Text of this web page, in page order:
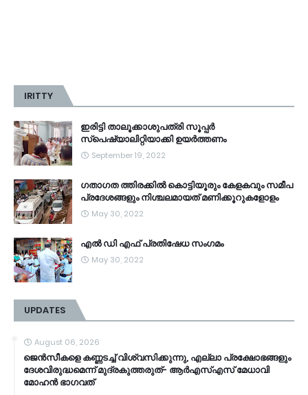
IRITTY
ഇരിട്ടി താലൂക്കാശുപത്രി സൂപ്പർ
സ്‌പെഷ്യാലിറ്റിയാക്കി ഉയർത്തണം
September 19, 2022
ഗതാഗത ത്തിരക്കിൽ കൊട്ടിയൂരും കേളകവും സമീപ
പ്രദേശങ്ങളും നിശ്ചലമായത് മണിക്കൂറുകളോളം
May 30, 2022
എൽ ഡി എഫ് പ്രതിഷേധ സംഗമം
May 30, 2022
UPDATES
August 06, 2026
ജെൻസീകളെ കണ്ണടച്ച് വിശ്വസിക്കുന്നു, എല്ലാ പ്രക്ഷോഭങ്ങളും
ദേശവിരുദ്ധമെന്ന് മുദ്രകുത്തരുത്- ആർഎസ്എസ് മേധാവി
മോഹൻ ഭാ​ഗവത്